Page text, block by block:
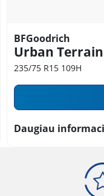
BFGoodrich
Urban
235/75 R15 109H
Daugiau